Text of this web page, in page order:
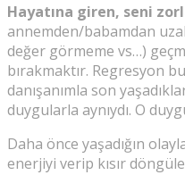
Hayatına giren, seni
annemden/babamdan
değer görmeme vs…)
bırakmaktır. Regresyon
danışanımla son
duygularla aynıydı. O
Daha önce yaşadığın
enerjiyi verip kısır